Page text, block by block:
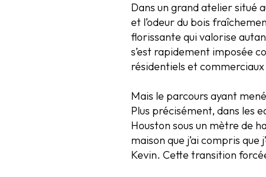
Dans un grand atelier situé
et l’odeur du bois
florissante qui valorise
s’est rapidement imposée
résidentiels et
Mais le parcours ayant
Plus précisément, dans les
Houston sous un mètre de
maison que j’ai compris
Kevin. Cette transition